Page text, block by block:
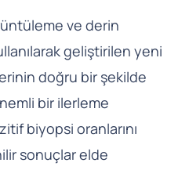
ve derin
geliştirilen yeni
doğru bir şekilde
bir ilerleme
biyopsi oranlarını
sonuçlar elde